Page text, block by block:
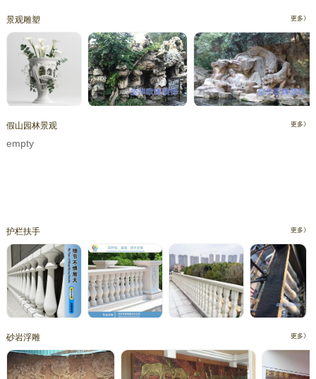
景观雕塑 更多》
假山园林景观 更多》
empty
护栏扶手 更多》
砂岩浮雕 更多》